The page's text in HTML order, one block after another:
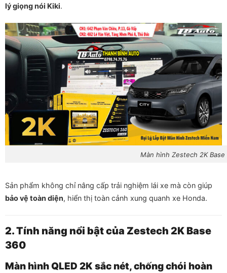
lý giọng nói Kiki.
Màn hình Zestech 2K
Sản phẩm không chỉ nâng cấp trải nghiệm lái xe mà còn giúp
bảo vệ toàn diện, hiển thị toàn cảnh xung quanh xe Honda.
2. Tính năng nổi bật của Zestech 2K Base
360
Màn hình QLED 2K sắc nét, chống chói hoàn